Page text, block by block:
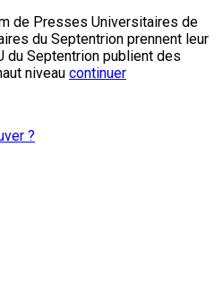
de Presses Universitaires de
du Septentrion prennent leur
du Septentrion publient des
niveau continuer
?